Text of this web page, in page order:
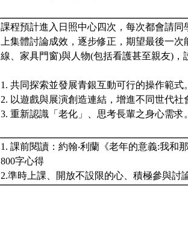
課程預計進入日照中心四次，每次都會請
上集體討論成效，逐步修正，期望最後一
線、家具門窗)與人物(包括看護甚至親友)，
1. 共同探索並發展青銀互動可行的操作範式。
2. 以遊戲與展演創造連結，增進不同世代社
3. 重新認識「老化」、思考長輩之身心需求。
1. 課前閱讀：約翰‧利蘭《老年的意義:我和
800字心得
2.準時上課、開放不設限的心、積極參與討